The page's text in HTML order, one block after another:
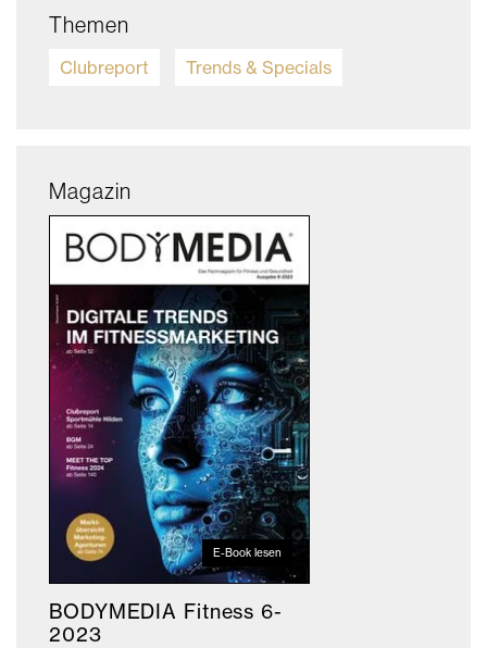
Themen
Clubreport Trends & Specials
Magazin
E-Book lesen
BODYMEDIA Fitness 6-
2023